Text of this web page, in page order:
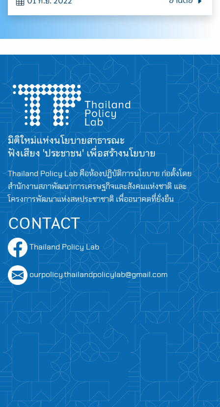
มิติใหม่แห่งนโยบายสาธารณะ
ฟังเสียง 'ประชาชน' เพื่อสร้างนโยบาย
Thailand Policy Lab คือห้องปฏิบัติการนโยบาย ก่อตั้งโดย
สำนักงานสภาพัฒนาการเศรษฐกิจและสังคมแห่งชาติ และ
โครงการพัฒนาแห่งสหประชาชาติ เพื่ออนาคตที่ยั่งยืน
CONTACT
Thailand Policy Lab
ourpolicy.thailandpolicylab@gmail.com